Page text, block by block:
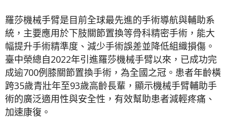
羅莎機械手臂是目前全球最先進的手術導航與輔助系
統，主要應用於下肢關節置換等骨科精密手術，能大
幅提升手術精準度、減少手術誤差並降低組織損傷。
臺中榮總自2022年引進羅莎機械手臂以來，已成功完
成逾700例膝關節置換手術，為全國之冠。患者年齡橫
跨35歲青壯年至93歲高齡長輩，顯示機械手臂輔助手
術的廣泛適用性與安全性，有效幫助患者減輕疼痛、
加速康復。